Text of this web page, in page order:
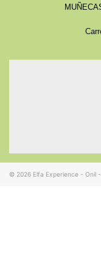
© 2026 Elfa Experience - Onil